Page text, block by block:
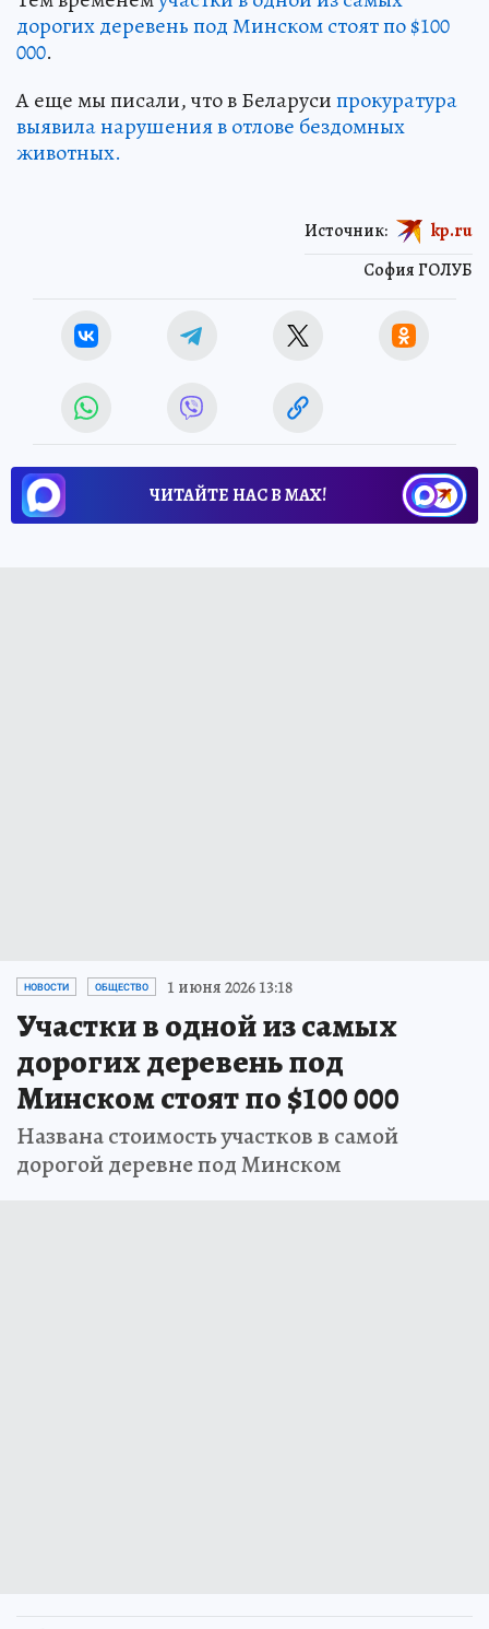
дорогих деревень под Минском стоят по $100
000.
А еще мы писали, что в Беларусипрокуратура
выявила нарушения в отлове бездомных
животных.
София ГОЛУБ
Источник: kp.ru
ЧИТАЙТЕ НАС В МАХ!
НОВОСТИ ОБЩЕСТВО 1 июня 2026 13:18
Участки в одной из самых
дорогих деревень под
Минском стоят по $100 000
Названа стоимость участков в самой
дорогой деревне под Минском